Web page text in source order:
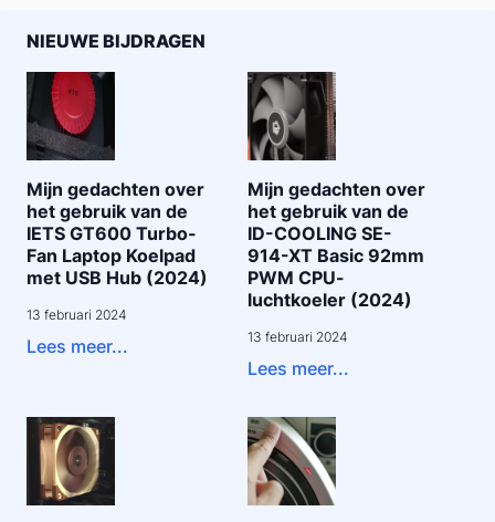
NIEUWE BIJDRAGEN
Mijn gedachten over
het gebruik van de
IETS GT600 Turbo-
Fan Laptop Koelpad
met USB Hub (2024)
13 februari 2024
Lees meer...
Mijn gedachten over
het gebruik van de
ID-COOLING SE-
914-XT Basic 92mm
PWM CPU-
luchtkoeler (2024)
13 februari 2024
Lees meer...